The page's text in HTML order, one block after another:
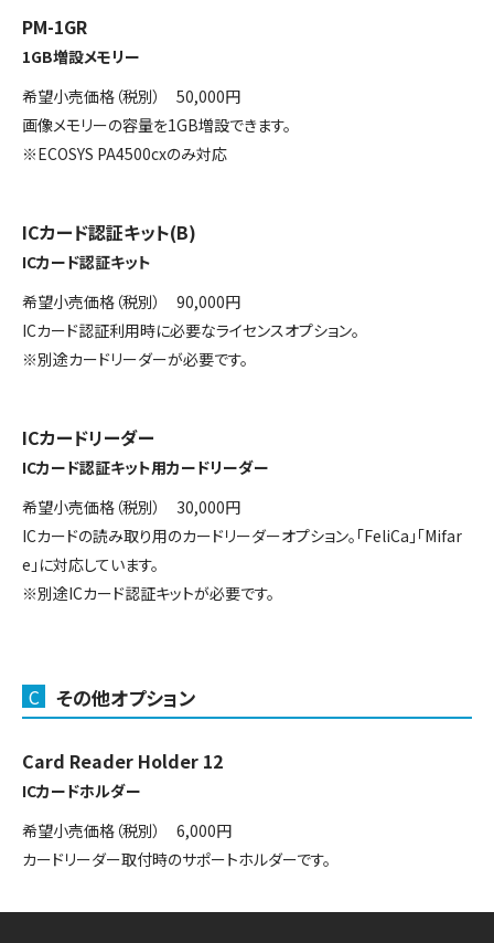
PM-1GR
1GB増設メモリー
希望小売価格（税別） 50,000円
画像メモリーの容量を1GB増設できます。
※ECOSYS PA4500cxのみ対応
ICカード認証キット(B)
ICカード認証キット
希望小売価格（税別） 90,000円
ICカード認証利用時に必要なライセンスオプション。
※別途カードリーダーが必要です。
ICカードリーダー
ICカード認証キット用カードリーダー
希望小売価格（税別） 30,000円
ICカードの読み取り用のカードリーダーオプション。「FeliCa」「Mifar
e」に対応しています。
※別途ICカード認証キットが必要です。
C その他オプション
Card Reader Holder 12
ICカードホルダー
希望小売価格（税別） 6,000円
カードリーダー取付時のサポートホルダーです。